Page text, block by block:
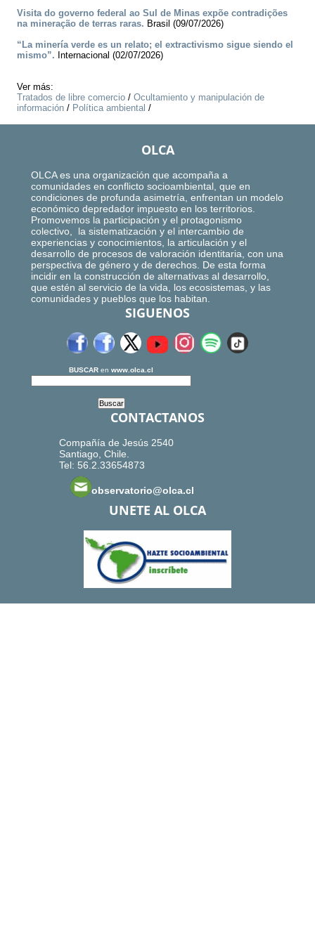
Visita do governo federal ao Sul de Minas expõe contradições
na mineração de terras raras. Brasil (09/07/2026)
“La minería verde es un relato; el extractivismo sigue siendo el
mismo”. Internacional (02/07/2026)
Ver más:
Tratados de libre comercio / Ocultamiento y manipulación de
información / Política ambiental /
OLCA
OLCA es una organización que acompaña a
comunidades en conflicto socioambiental, que en
condiciones de profunda asimetría, enfrentan un modelo
económico depredador impuesto en los territorios.
Promovemos la participación y el protagonismo
colectivo, la sistematización y el intercambio de
experiencias y conocimientos, la articulación y el
desarrollo de procesos de valoración identitaria, con una
perspectiva de género y de derechos. De esta forma
incidir en la construcción de alternativas al desarrollo,
que estén al servicio de la vida, los ecosistemas, y las
comunidades y pueblos que los habitan.
SIGUENOS
BUSCAR en www.olca.cl
CONTACTANOS
Compañía de Jesús 2540
Santiago, Chile.
Tel: 56.2.33654873
observatorio@olca.cl
UNETE AL OLCA